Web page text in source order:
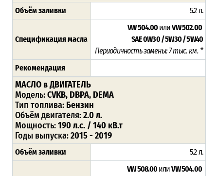
Объём заливки 5.2 л.
Спецификация масла
VW 504.00илиVW 502.00
SAE 0W30 / 5W30 / 5W40
Периодичность замены: 7 тыс. км. *
Рекомендация
МАСЛО в ДВИГАТЕЛЬ
Модель:CVKB, DBPA, DEMA
Тип топлива: Бензин
Объём двигателя:2.0 л.
Мощность:190 л.с. / 140 кВ.т
Годы выпуска:2015 - 2019
Объём заливки 5.2 л.
VW 508.00илиVW 504.00